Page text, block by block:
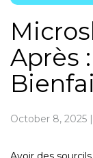
Après
October 8, 2025 |